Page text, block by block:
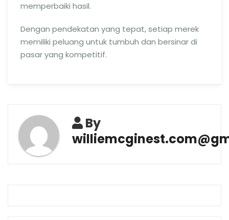
memperbaiki hasil.
Dengan pendekatan yang tepat, setiap merek
memiliki peluang untuk tumbuh dan bersinar di
pasar yang kompetitif.
By